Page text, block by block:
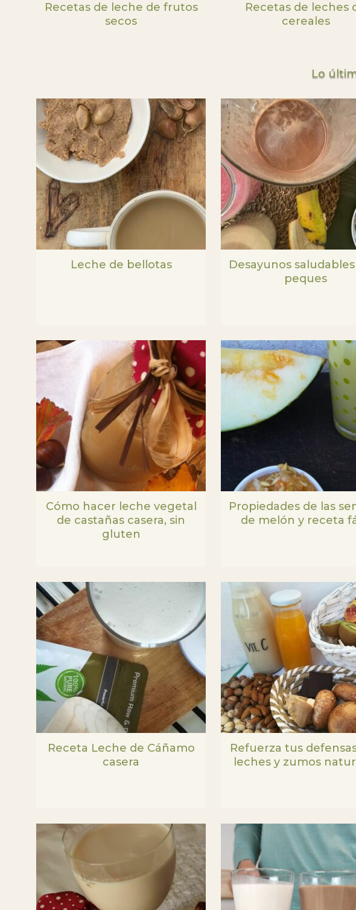
Recetas de leche de frutos
secos
Recetas de leches
cereales
Lo
Leche de bellotas
Desayunos
peques
Cómo hacer leche vegetal
de castañas casera, sin
gluten
Propiedades de las
de melón y receta
Receta Leche de Cáñamo
casera
Refuerza tus
leches y zumos